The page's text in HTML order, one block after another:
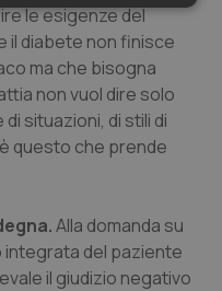
le esigenze del
il diabete non finisce
ma che bisogna
non vuol dire solo
situazioni, di stili di
questo che prende
Alla domanda su
integrata del paziente
il giudizio negativo
Marketing
di base quali la
alle aree
è in grado di
questi cookie.